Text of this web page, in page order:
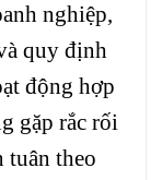
nghiệp,
quy định
động hợp
gặp rắc rối
tuân theo